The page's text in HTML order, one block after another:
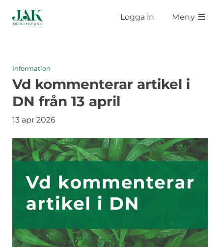
Meny
Logga in
Information
Vd kommenterar artikel i
DN från 13 april
13 apr 2026